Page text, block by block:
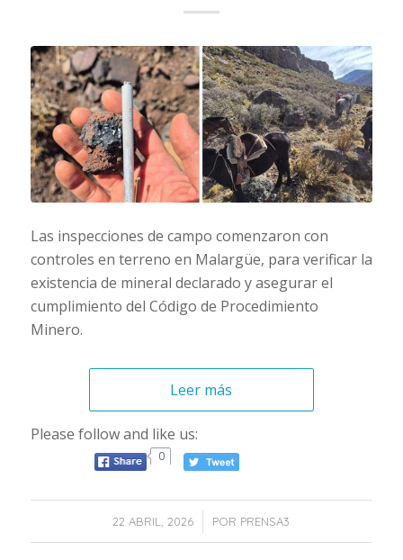
Las inspecciones de campo comenzaron con
controles en terreno en Malargüe, para verificar la
existencia de mineral declarado y asegurar el
cumplimiento del Código de Procedimiento
Minero.
Leer más
Please follow and like us:
0
22 ABRIL, 2026
/ POR PRENSA3